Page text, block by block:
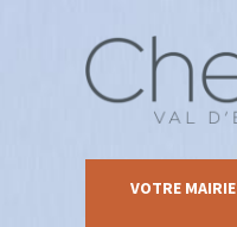
VOTRE MAIRIE